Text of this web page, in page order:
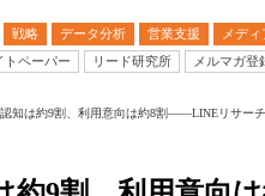
戦略 データ分析 営業支援 メデ
トペーパー
リード研究所 メルマガ登
認知は約9割、利用意向は約8割――LINEリサー